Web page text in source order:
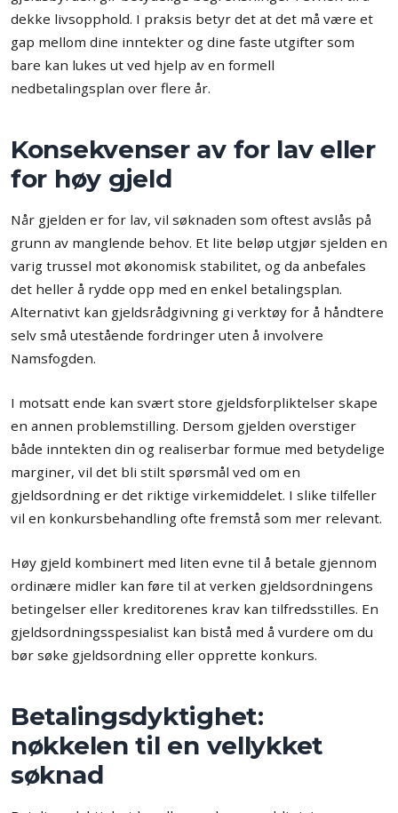
dekke livsopphold. I praksis betyr det at det må være et
gap mellom dine inntekter og dine faste utgifter som
bare kan lukes ut ved hjelp av en formell
nedbetalingsplan over flere år.
Konsekvenser av for lav eller
for høy gjeld
Når gjelden er for lav, vil søknaden som oftest avslås på
grunn av manglende behov. Et lite beløp utgjør sjelden en
varig trussel mot økonomisk stabilitet, og da anbefales
det heller å rydde opp med en enkel betalingsplan.
Alternativt kan gjeldsrådgivning gi verktøy for å håndtere
selv små utestående fordringer uten å involvere
Namsfogden.
I motsatt ende kan svært store gjeldsforpliktelser skape
en annen problemstilling. Dersom gjelden overstiger
både inntekten din og realiserbar formue med betydelige
marginer, vil det bli stilt spørsmål ved om en
gjeldsordning er det riktige virkemiddelet. I slike tilfeller
vil en konkursbehandling ofte fremstå som mer relevant.
Høy gjeld kombinert med liten evne til å betale gjennom
ordinære midler kan føre til at verken gjeldsordningens
betingelser eller kreditorenes krav kan tilfredsstilles. En
gjeldsordningsspesialist kan bistå med å vurdere om du
bør søke gjeldsordning eller opprette konkurs.
Betalingsdyktighet:
nøkkelen til en vellykket
søknad